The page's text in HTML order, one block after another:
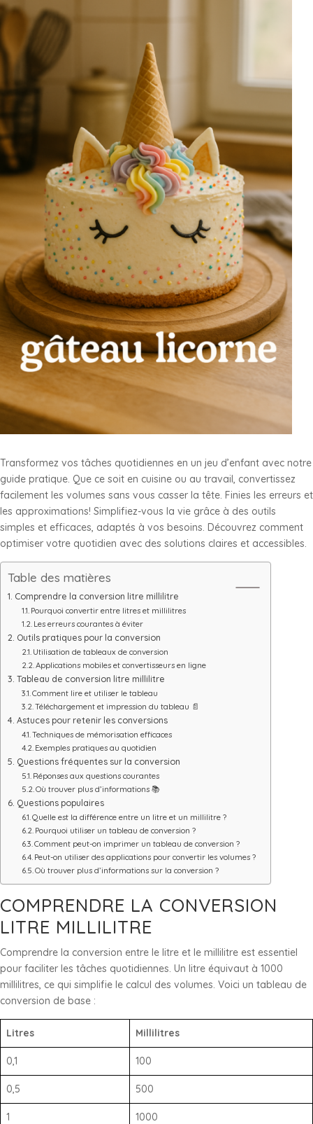
Transformez vos tâches quotidiennes en un jeu d’enfant avec notre
guide pratique. Que ce soit en cuisine ou au travail, convertissez
facilement les volumes sans vous casser la tête. Finies les erreurs et
les approximations! Simplifiez-vous la vie grâce à des outils
simples et efficaces, adaptés à vos besoins. Découvrez comment
optimiser votre quotidien avec des solutions claires et accessibles.
Table des matières
Comprendre la conversion litre millilitre
Pourquoi convertir entre litres et millilitres
Les erreurs courantes à éviter
Outils pratiques pour la conversion
Utilisation de tableaux de conversion
Applications mobiles et convertisseurs en ligne
Tableau de conversion litre millilitre
Comment lire et utiliser le tableau
Téléchargement et impression du tableau 📄
Astuces pour retenir les conversions
Techniques de mémorisation efficaces
Exemples pratiques au quotidien
Questions fréquentes sur la conversion
Réponses aux questions courantes
Où trouver plus d’informations 📚
Questions populaires
Quelle est la différence entre un litre et un millilitre ?
Pourquoi utiliser un tableau de conversion ?
Comment peut-on imprimer un tableau de conversion ?
Peut-on utiliser des applications pour convertir les volumes ?
Où trouver plus d’informations sur la conversion ?
COMPRENDRE LA CONVERSION
LITRE MILLILITRE
Comprendre la conversion entre le litre et le millilitre est essentiel
pour faciliter les tâches quotidiennes. Un litre équivaut à 1000
millilitres, ce qui simplifie le calcul des volumes. Voici un tableau de
conversion de base :
Litres Millilitres
0,1 100
0,5 500
1 1000